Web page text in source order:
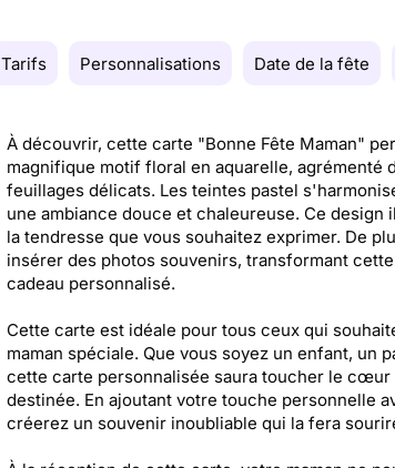
Tarifs Personnalisations Date de la fête
À découvrir, cette carte "Bonne Fête Maman"
magnifique motif floral en aquarelle, agrémenté
feuillages délicats. Les teintes pastel
une ambiance douce et chaleureuse. Ce
la tendresse que vous souhaitez exprimer. De
insérer des photos souvenirs, transformant
cadeau personnalisé.
Cette carte est idéale pour tous ceux qui
maman spéciale. Que vous soyez un enfant, un
cette carte personnalisée saura toucher le cœur
destinée. En ajoutant votre touche personnelle
créerez un souvenir inoubliable qui la fera